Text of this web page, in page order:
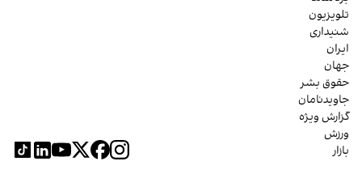
تلویزیون
شنیداری
ایران
جهان
حقوق بشر
جاویدنامان
گزارش ویژه
ورزش
بازار